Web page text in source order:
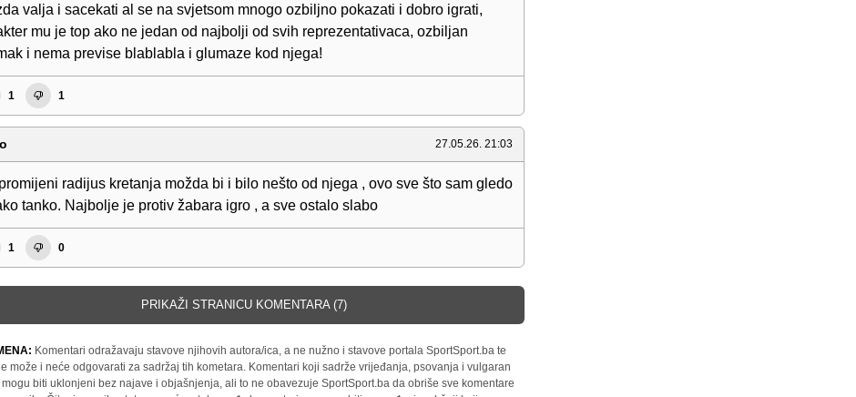
valja i sacekati al se na svjetsom mnogo ozbiljno pokazati i dobro igrati,
mu je top ako ne jedan od najbolji od svih reprezentativaca, ozbiljan
i nema previse blablabla i glumaze kod njega!
1 1
27.05.26. 21:03
radijus kretanja možda bi i bilo nešto od njega , ovo sve što sam gledo
tanko. Najbolje je protiv žabara igro , a sve ostalo slabo
1 0
PRIKAŽI STRANICU KOMENTARA (7)
Komentari odražavaju stavove njihovih autora/ica, a ne nužno i stavove portala SportSport.ba te
može i neće odgovarati za sadržaj tih kometara. Komentari koji sadrže vrijeđanja, psovanja i vulgaran
biti uklonjeni bez najave i objašnjenja, ali to ne obavezuje SportSport.ba da obriše sve komentare